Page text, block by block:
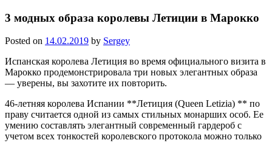
3 модных образа королевы Летиции в Марокко
Posted on 14.02.2019 by Sergey
Испанская королева Летиция во время официального визита в
Марокко продемонстрировала три новых элегантных образа
— уверены, вы захотите их повторить.
46-летняя королева Испании **Летиция (Queen Letizia) ** по
праву считается одной из самых стильных монарших особ. Ее
умению составлять элегантный современный гардероб с
учетом всех тонкостей королевского протокола можно только